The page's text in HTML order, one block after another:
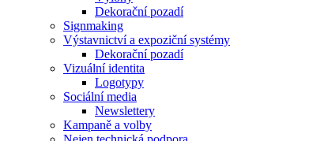
Dekorační pozadí
Signmaking
Výstavnictví a expoziční systémy
Dekorační pozadí
Vizuální identita
Logotypy
Sociální media
Newslettery
Kampaně a volby